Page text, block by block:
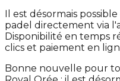
Il est désormais
padel directement via
Disponibilité en temps
clics et paiement en
Bonne nouvelle pour